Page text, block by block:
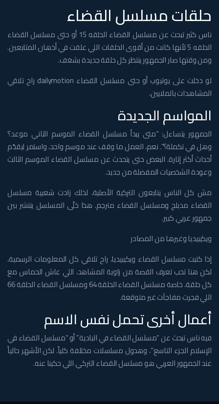
حلقات مسلسل القضاء
ناس كثير تبحث عن مسلسل القضاء الحلقه 15 أو حتى مسلسل القضاء
الحلقه 5 لأنها كانت من أقوى الحلقات اللي علقت في أذهان المتابعين.
ومن وقتها صار الجمهور ينتظر كل حلقة جديدة بشغف.
لو دخلت على يوتيوب أو حتى مسلسل القضاء dailymotion راح تلاقي
المشاهدات بالملايين.
المواسم الجديدة
الجمهور يتساءل: “متى يبدأ مسلسل القضاء الموسم الثاني موعد؟
وهل في تكملة؟”. نعم، العمل ما وقف عند موسم واحد، واستمر ليقدّم
أحداث أكثر إثارة. البعض حتى يتحدث عن مسلسل القضاء الموسم الثالث
وعودة الشخصيات المفضلة من جديد.
مش كل الناس يتابعون التركية الأصلية، لذلك زادت شعبية مسلسل
القضاء مدبلج ومسلسل القضاء مترجم. هذا خلّى المسلسل ينتشر بين
جمهور عربي كبير.
ويكيبيديا وغيرها من المصادر
إذا كتبت مسلسل القضاء ويكيبيديا، راح تلاقي كل المعلومات الرسمية،
لكن هنا تحب تعرف القصة من زاوية المشاهد، اللي عاش الحماس مع
كل حلقة، خاصة مسلسل القضاء الحلقة 64 ومسلسل القضاء الحلقة 66
اللي فجرت مفاجآت غير متوقعة.
أعمال أخرى تحمل نفس الاسم
فيه ناس تبحث عن “مسلسل القضاء في البادية” أو “مسلسل القضاء في
الإسلام الجزء التاسع”، وهدول مسلسلات مختلفة كلياً. لكن الأشهر حالياً
عند الجمهور العربي هو مسلسل القضاء التركي اللي حكينا عنه.